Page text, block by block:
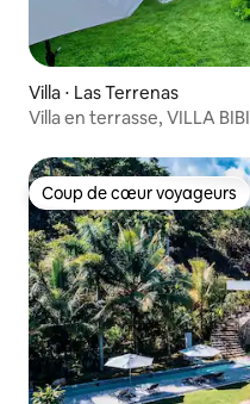
Villa ⋅ Las Terrenas
Villa en terrasse, VILLA BIBI
Coup de cœur voyageurs
Coup de cœur voyageurs